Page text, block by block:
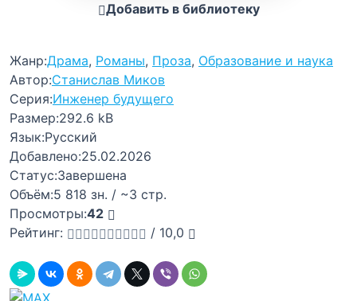
Добавить в библиотеку
Жанр:Драма, Романы, Проза, Образование и наука
Автор:Станислав Миков
Серия:Инженер будущего
Размер:292.6 kB
Язык:Русский
Добавлено:25.02.2026
Статус:Завершена
Объём:5 818 зн. / ~3 стр.
Просмотры:42
Рейтинг:
/ 10,0